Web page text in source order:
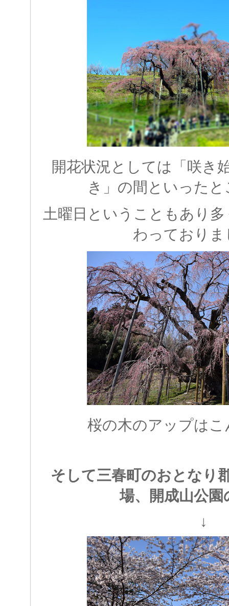
開花状況としては「咲き
き」の間といった
土曜日ということもあり
わっておりま
桜の木のアップは
そして三春町のおとなり
場、開成山公園
↓